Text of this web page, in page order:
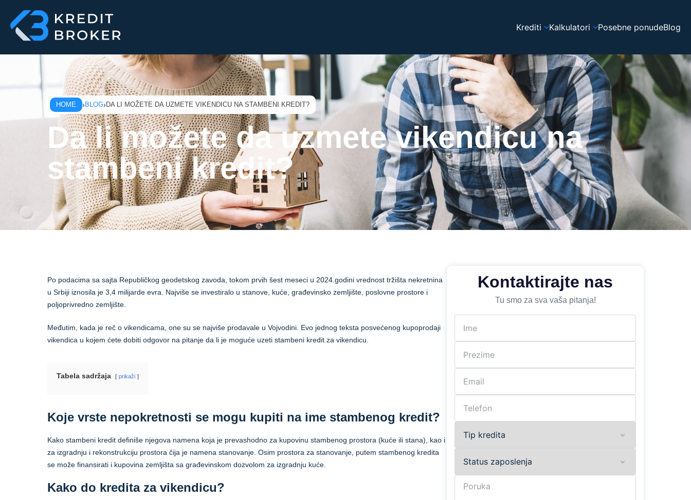
content
Krediti Kalkulatori Posebne ponudeBlog
HOME BLOG DA LI MOŽETE DA UZMETE VIKENDICU NA STAMBENI KREDIT?
Da li možete da uzmete vikendicu na
stambeni kredit?
Po podacima sa sajta Republičkog geodetskog zavoda, tokom prvih šest meseci u 2024.godini vrednost tržišta nekretnina
u Srbiji iznosila je 3,4 milijarde evra. Najviše se investiralo u stanove, kuće, građevinsko zemljište, poslovne prostore i
poljoprivredno zemljište.
Međutim, kada je reč o vikendicama, one su se najviše prodavale u Vojvodini. Evo jednog teksta posvećenog kupoprodaji
vikendica u kojem ćete dobiti odgovor na pitanje da li je moguće uzeti stambeni kredit za vikendicu.
Tabela sadržaja prikaži
Koje vrste nepokretnosti se mogu kupiti na ime stambenog kredit?
Kako stambeni kredit definiše njegova namena koja je prevashodno za kupovinu stambenog prostora (kuće ili stana), kao i
za izgradnju i rekonstrukciju prostora čija je namena stanovanje. Osim prostora za stanovanje, putem stambenog kredita
se može finansirati i kupovina zemljišta sa građevinskom dozvolom za izgradnju kuće.
Kako do kredita za vikendicu?
Kontaktirajte nas
Tu smo za sva vaša pitanja!